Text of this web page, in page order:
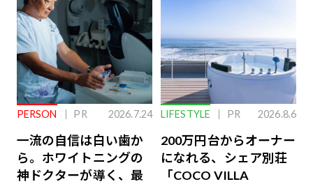
PERSON PR 2026.7.24
一流の自信は白い歯か
ら。ホワイトニングの
神ドクターが導く、最
LIFESTYLE PR 2026.8.6
200万円台からオーナー
になれる、シェア別荘
「COCO VILLA